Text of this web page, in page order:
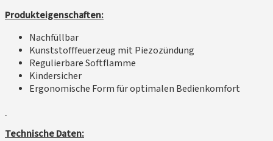
Produkteigenschaften:
Nachfüllbar
Kunststofffeuerzeug mit Piezozündung
Regulierbare Softflamme
Kindersicher
Ergonomische Form für optimalen Bedienkomfort
Technische Daten: